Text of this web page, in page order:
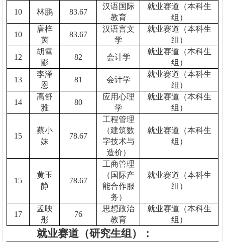
10
林鹏 83.67
汉语国际
教育
就业赛道（本科生
组）
10
唐梓
茵
83.67
汉语言文
学
就业赛道（本科生
组）
12
胡雪
影
82 会计学
就业赛道（本科生
组）
13
李泽
恩
81 会计学
就业赛道（本科生
组）
14
高舒
雅
80
应用心理
学
就业赛道（本科生
组）
15
蔡小
妹
78.67
工程管理
（建筑数
字技术与
造价）
就业赛道（本科生
组）
15
黄玉
静
78.67
工商管理
（国际产
能合作服
务）
就业赛道（本科生
组）
17
孟映
彤
76
思想政治
教育
就业赛道（本科生
组）
就业赛道（研究生组）：